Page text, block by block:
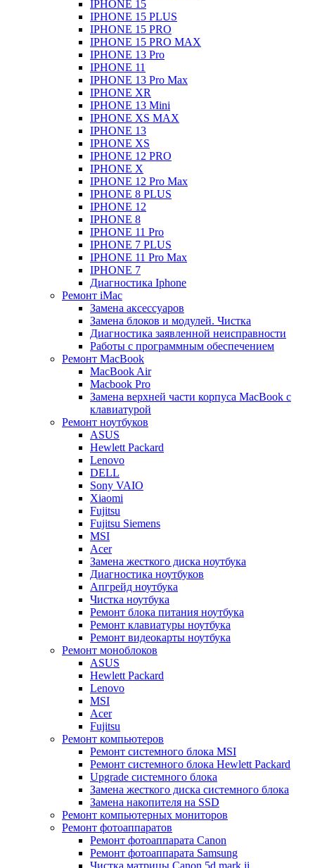
IPHONE 15
IPHONE 15 PLUS
IPHONE 15 PRO
IPHONE 15 PRO MAX
IPHONE 13 Pro
IPHONE 11
IPHONE 13 Pro Max
IPHONE XR
IPHONE 13 Mini
IPHONE XS MAX
IPHONE 13
IPHONE XS
IPHONE 12 PRO
IPHONE X
IPHONE 12 Pro Max
IPHONE 8 PLUS
IPHONE 12
IPHONE 8
IPHONE 11 Pro
IPHONE 7 PLUS
IPHONE 11 Pro Max
IPHONE 7
Диагностика Iphone
Ремонт iMac
Замена аксессуаров
Замена блоков и модулей. Чистка
Диагностика заявленной неисправности
Работы с программным обеспечением
Ремонт MacBook
MacBook Air
Macbook Pro
Замена верхней части корпуса MacBook с
клавиатурой
Ремонт ноутбуков
ASUS
Hewlett Packard
Lenovo
DELL
Sony VAIO
Xiaomi
Fujitsu
Fujitsu Siemens
MSI
Acer
Замена жесткого диска ноутбука
Диагностика ноутбуков
Апгрейд ноутбука
Чистка ноутбука
Ремонт блока питания ноутбука
Ремонт клавиатуры ноутбука
Ремонт видеокарты ноутбука
Ремонт моноблоков
ASUS
Hewlett Packard
Lenovo
MSI
Acer
Fujitsu
Ремонт компьютеров
Ремонт системного блока MSI
Ремонт системного блока Hewlett Packard
Upgrade системного блока
Замена жесткого диска системного блока
Замена накопителя на SSD
Ремонт компьютерных мониторов
Ремонт фотоаппаратов
Ремонт фотоаппарата Canon
Ремонт фотоаппарата Samsung
Чистка матрицы Canon 5d mark ii